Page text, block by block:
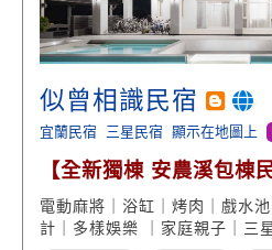
似曾相識民宿
宜蘭民宿 三星民宿 顯示在地圖上
【全新獨棟 安農溪包棟
受 質感渡假】
電動麻將｜浴缸｜烤肉｜戲水
計｜多樣娛樂 ｜家庭親子｜三